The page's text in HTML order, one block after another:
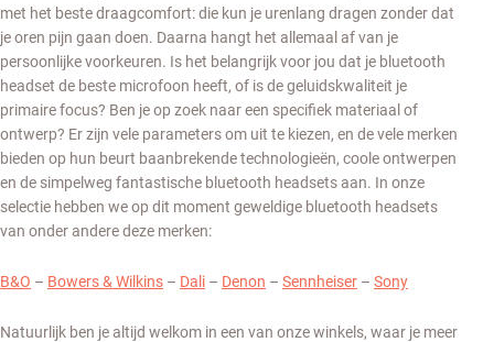
met het beste draagcomfort: die kun je urenlang dragen zonder dat
je oren pijn gaan doen. Daarna hangt het allemaal af van je
persoonlijke voorkeuren. Is het belangrijk voor jou dat je bluetooth
headset de beste microfoon heeft, of is de geluidskwaliteit je
primaire focus? Ben je op zoek naar een specifiek materiaal of
ontwerp? Er zijn vele parameters om uit te kiezen, en de vele merken
bieden op hun beurt baanbrekende technologieën, coole ontwerpen
en de simpelweg fantastische bluetooth headsets aan. In onze
selectie hebben we op dit moment geweldige bluetooth headsets
van onder andere deze merken:
B&O – Bowers & Wilkins – Dali – Denon – Sennheiser – Sony
Natuurlijk ben je altijd welkom in een van onze winkels, waar je meer